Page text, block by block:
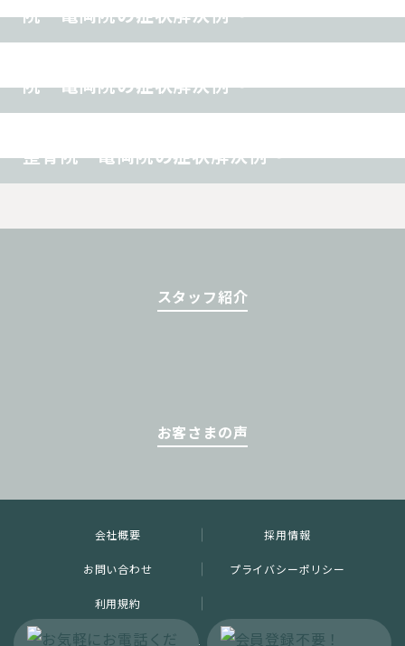
院 亀岡院の症状解決例〜
その他
院 亀岡院の症状解決例〜
その他
整骨院 亀岡院の症状解決例〜
スタッフ紹介
お客さまの声
会社概要 採用情報
お問い合わせ プライバシーポリシー
利用規約